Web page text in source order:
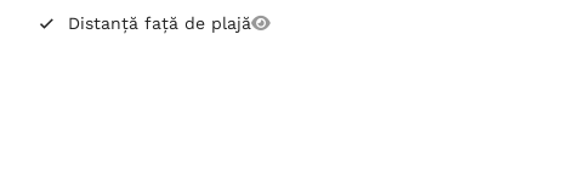
Distanță față de plajă